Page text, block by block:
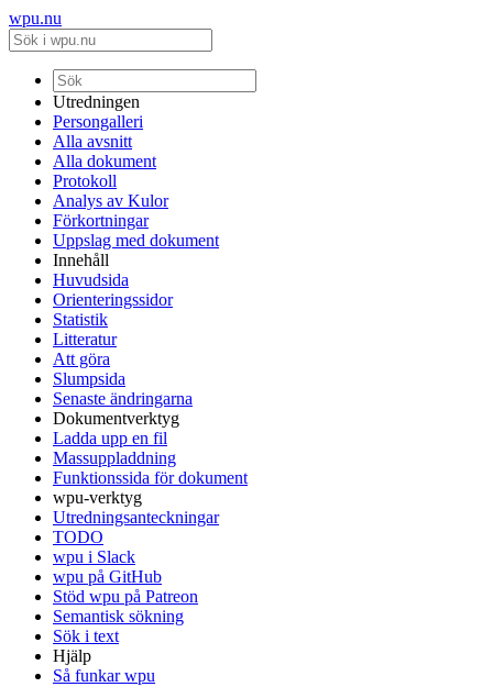
wpu.nu
Utredningen
Persongalleri
Alla avsnitt
Alla dokument
Protokoll
Analys av Kulor
Förkortningar
Uppslag med dokument
Innehåll
Huvudsida
Orienteringssidor
Statistik
Litteratur
Att göra
Slumpsida
Senaste ändringarna
Dokumentverktyg
Ladda upp en fil
Massuppladdning
Funktionssida för dokument
wpu-verktyg
Utredningsanteckningar
TODO
wpu i Slack
wpu på GitHub
Stöd wpu på Patreon
Semantisk sökning
Sök i text
Hjälp
Så funkar wpu